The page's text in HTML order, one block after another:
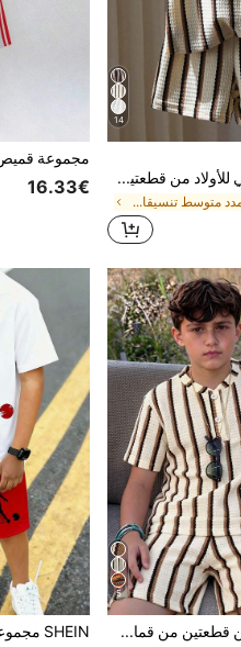
14
Mirajuku طقم صيفي للأولاد من قطعتين: تي شيرت بأكمام قصيرة وشورت بنسيج وافل مخطط، مصمم للأولاد الكبار النشيطين، مصنوع من قماش وافل فاخر، لطيف على البشرة الحساسة، نسيج وافل فريد يضيف الأناقة، تصميم رقبة دائرية بسيط لسهولة الارتداء والخلع، نمط مخطط ملون على الصدر مليء بالطاقة
في تمدد متوسط تنسيقات تي شيرت للأولاد في سن ما قبل
16.33€
5
طقم صيفي للأولاد من قطعتين من قماش الجاكار الفاخر، توب بياقة صغيرة مفتوح الصدر بتصميم بسيط مع شورت من نفس القماش، توب وبنطلون بتنسيق ذكي، ناعم ومريح، خيار ملفت للنظر للخروجات اليومية والمناسبات المختلفة